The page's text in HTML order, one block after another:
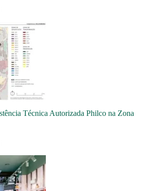
Técnica Autorizada Philco na Zona